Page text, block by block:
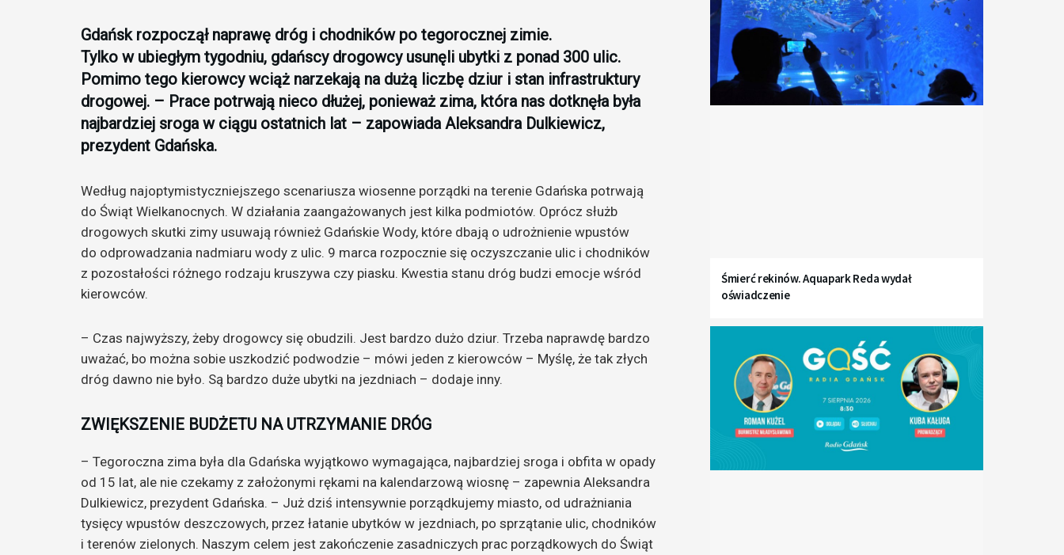
Gdańsk rozpoczął naprawę dróg i chodników po tegorocznej zimie.
Tylko w ubiegłym tygodniu, gdańscy drogowcy usunęli ubytki z ponad 300 ulic.
Pomimo tego kierowcy wciąż narzekają na dużą liczbę dziur i stan infrastruktury
drogowej. – Prace potrwają nieco dłużej, ponieważ zima, która nas dotknęła była
najbardziej sroga w ciągu ostatnich lat – zapowiada Aleksandra Dulkiewicz,
prezydent Gdańska.
Według najoptymistyczniejszego scenariusza wiosenne porządki na terenie Gdańska potrwają
do Świąt Wielkanocnych. W działania zaangażowanych jest kilka podmiotów. Oprócz służb
drogowych skutki zimy usuwają również Gdańskie Wody, które dbają o udrożnienie wpustów
do odprowadzania nadmiaru wody z ulic. 9 marca rozpocznie się oczyszczanie ulic i chodników
z pozostałości różnego rodzaju kruszywa czy piasku. Kwestia stanu dróg budzi emocje wśród
kierowców.
– Czas najwyższy, żeby drogowcy się obudzili. Jest bardzo dużo dziur. Trzeba naprawdę bardzo
uważać, bo można sobie uszkodzić podwodzie – mówi jeden z kierowców – Myślę, że tak złych
dróg dawno nie było. Są bardzo duże ubytki na jezdniach – dodaje inny.
ZWIĘKSZENIE BUDŻETU NA UTRZYMANIE DRÓG
– Tegoroczna zima była dla Gdańska wyjątkowo wymagająca, najbardziej sroga i obfita w opady
od 15 lat, ale nie czekamy z założonymi rękami na kalendarzową wiosnę – zapewnia Aleksandra
Dulkiewicz, prezydent Gdańska. – Już dziś intensywnie porządkujemy miasto, od udrażniania
tysięcy wpustów deszczowych, przez łatanie ubytków w jezdniach, po sprzątanie ulic, chodników
i terenów zielonych. Naszym celem jest zakończenie zasadniczych prac porządkowych do Świąt
Śmierć rekinów. Aquapark Reda wydał
oświadczenie